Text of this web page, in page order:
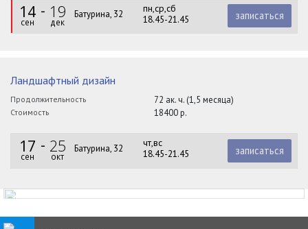
14
сен
19
дек
Батурина, 32
пн,ср,сб
18.45-21.45
записаться
Ландшафтный дизайн
Продолжительность 72 ак. ч. (1,5 месяца)
Стоимость 18400 р.
17
сен
25
окт
Батурина, 32
чт,вс
18.45-21.45
записаться